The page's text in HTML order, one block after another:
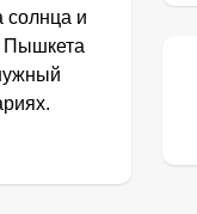
солнца и
Пышкета